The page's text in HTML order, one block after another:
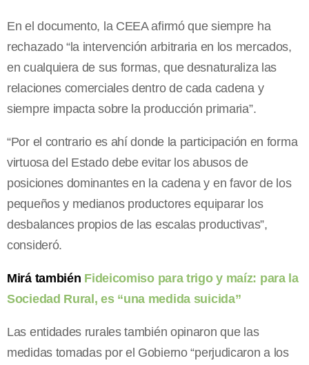
En el documento, la CEEA afirmó que siempre ha
rechazado “la intervención arbitraria en los mercados,
en cualquiera de sus formas, que desnaturaliza las
relaciones comerciales dentro de cada cadena y
siempre impacta sobre la producción primaria”.
“Por el contrario es ahí donde la participación en forma
virtuosa del Estado debe evitar los abusos de
posiciones dominantes en la cadena y en favor de los
pequeños y medianos productores equiparar los
desbalances propios de las escalas productivas”,
consideró.
Mirá también Fideicomiso para trigo y maíz: para la
Sociedad Rural, es “una medida suicida”
Las entidades rurales también opinaron que las
medidas tomadas por el Gobierno “perjudicaron a los